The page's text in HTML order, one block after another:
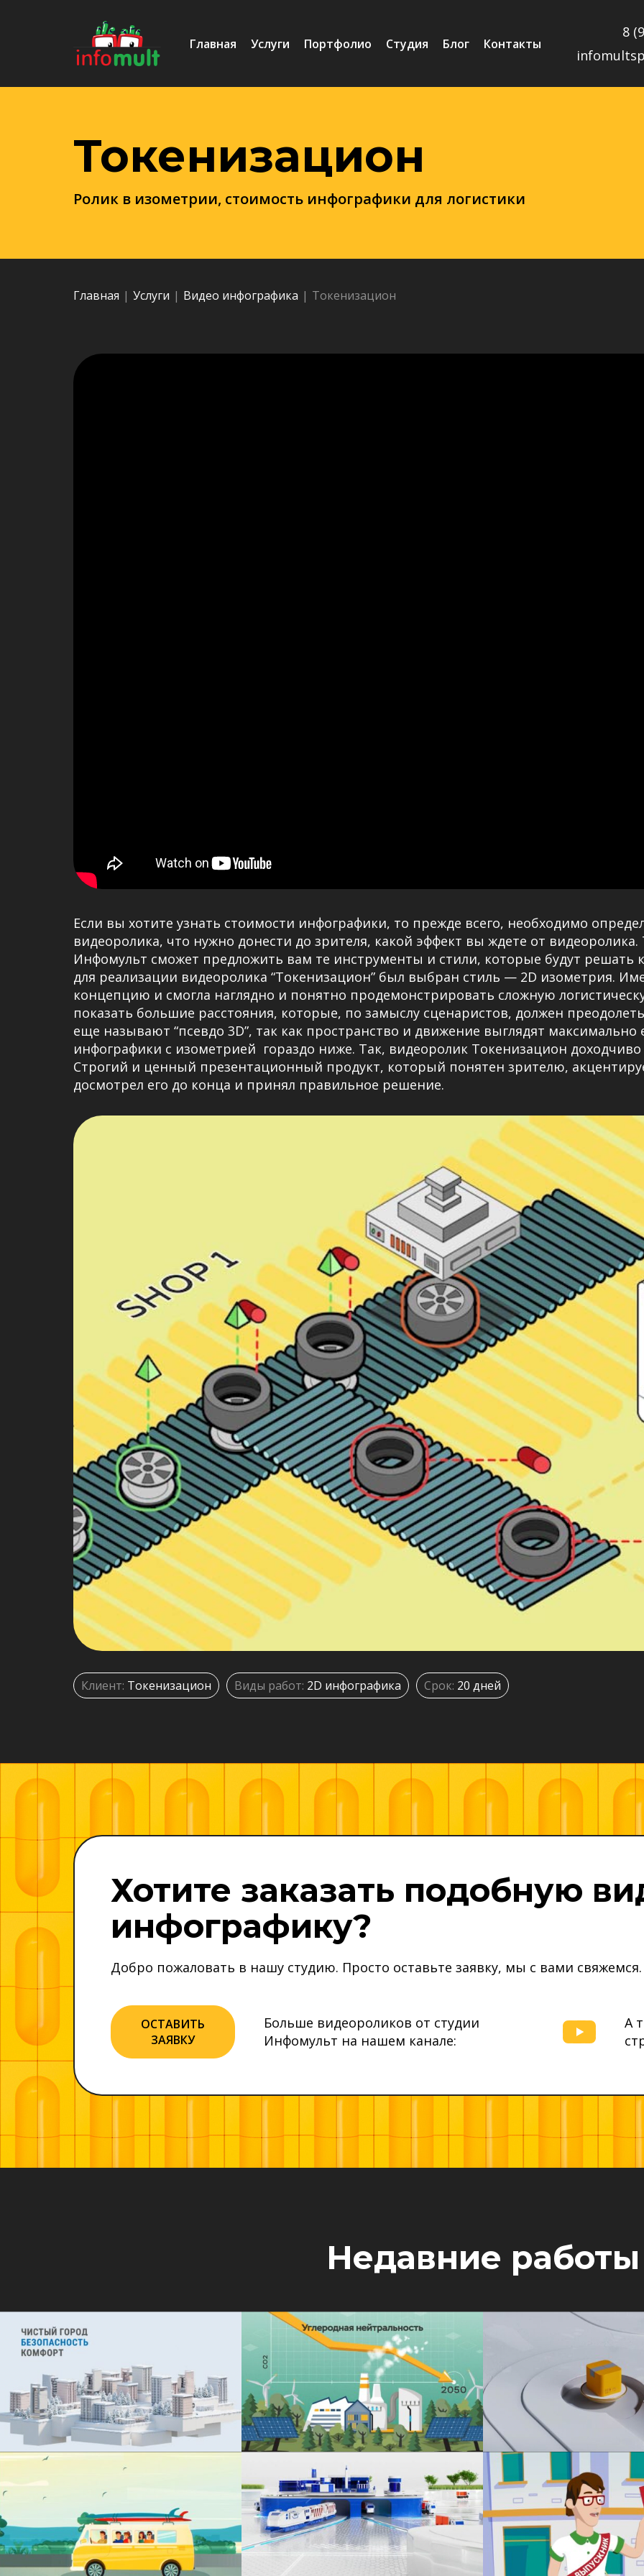
Главная Услуги Портфолио Студия Блог Контакты
8
Токенизацион
Ролик в изометрии, стоимость инфографики для логистики
Главная | Услуги | Видео инфографика | Токенизацион
Если вы хотите узнать стоимости инфографики, то прежде всего, необходимо
видеоролика, что нужно донести до зрителя, какой эффект вы ждете от
Инфомульт сможет предложить вам те инструменты и стили, которые будут
для реализации видеоролика “Токенизацион” был выбран стиль — 2D изометрия.
концепцию и смогла наглядно и понятно продемонстрировать сложную
показать большие расстояния, которые, по замыслу сценаристов, должен
еще называют “псевдо 3D”, так как пространство и движение выглядят
инфографики с изометрией гораздо ниже. Так, видеоролик Токенизацион
Строгий и ценный презентационный продукт, который понятен зрителю,
досмотрел его до конца и принял правильное решение.
Клиент: Токенизацион Виды работ: 2D инфографика Срок: 20 дней
Хотите заказать подобную
инфографику?
Добро пожаловать в нашу студию. Просто оставьте заявку, мы с вами свяжемся.
ОСТАВИТЬ
ЗАЯВКУ
Больше видеороликов от студии
Инфомульт на нашем канале:
А
Недавние работы